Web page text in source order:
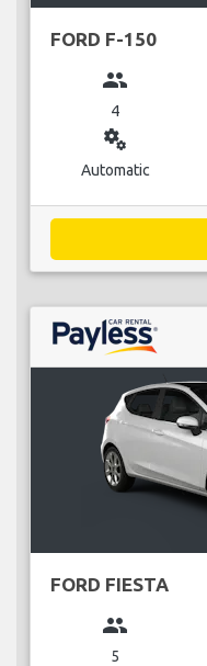
FORD F-150
group
4
miscellaneous_services
Automatic
FORD FIESTA
group
5